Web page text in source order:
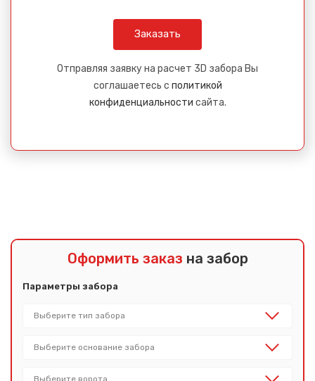
Отправляя заявку на расчет 3D забора Вы
соглашаетесь с политикой
конфиденциальности сайта.
Оформить заказ на забор
Параметры забора